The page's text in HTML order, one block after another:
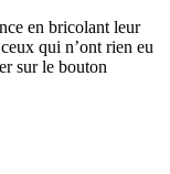
en bricolant leur
qui n’ont rien eu
sur le bouton